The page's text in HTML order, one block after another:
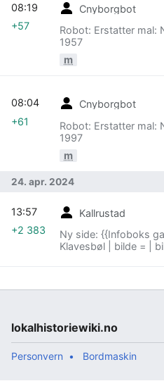
Cnyborgbot
Robot: Erstatter mal:
1957
m
08:19
+57
Cnyborgbot
Robot: Erstatter mal:
1997
m
08:04
+61
24. apr. 2024
Kallrustad
Ny side: {{Infoboks
Klavesbøl | bilde = |
Matrikkelgard |
13:57
+2 383
lokalhistoriewiki.no
Personvern Bordmaskin